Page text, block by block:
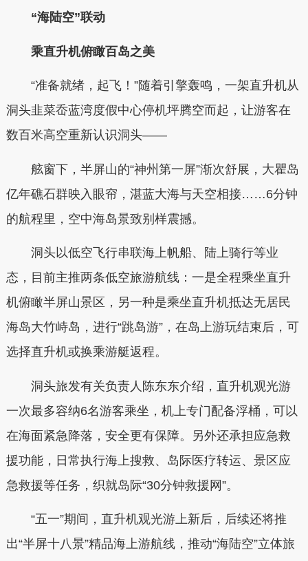
“海陆空”联动
乘直升机俯瞰百岛之美
“准备就绪，起飞！”随着引擎轰鸣，一架直升机从
洞头韭菜岙蓝湾度假中心停机坪腾空而起，让游客在
数百米高空重新认识洞头——
舷窗下，半屏山的“神州第一屏”渐次舒展，大瞿岛
亿年礁石群映入眼帘，湛蓝大海与天空相接……6分钟
的航程里，空中海岛景致别样震撼。
洞头以低空飞行串联海上帆船、陆上骑行等业
态，目前主推两条低空旅游航线：一是全程乘坐直升
机俯瞰半屏山景区，另一种是乘坐直升机抵达无居民
海岛大竹峙岛，进行“跳岛游”，在岛上游玩结束后，可
选择直升机或换乘游艇返程。
洞头旅发有关负责人陈东东介绍，直升机观光游
一次最多容纳6名游客乘坐，机上专门配备浮桶，可以
在海面紧急降落，安全更有保障。另外还承担应急救
援功能，日常执行海上搜救、岛际医疗转运、景区应
急救援等任务，织就岛际“30分钟救援网”。
“五一”期间，直升机观光游上新后，后续还将推
出“半屏十八景”精品海上游航线，推动“海陆空”立体旅